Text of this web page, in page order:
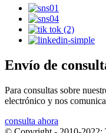
Envío de
Para consultas sobre
electrónico y nos
consulta ahora